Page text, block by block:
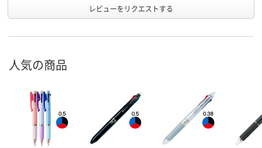
レビューをリクエストする
人気の商品